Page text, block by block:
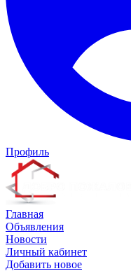
Профиль
Главная
Объявления
Новости
Личный кабинет
Добавить новое